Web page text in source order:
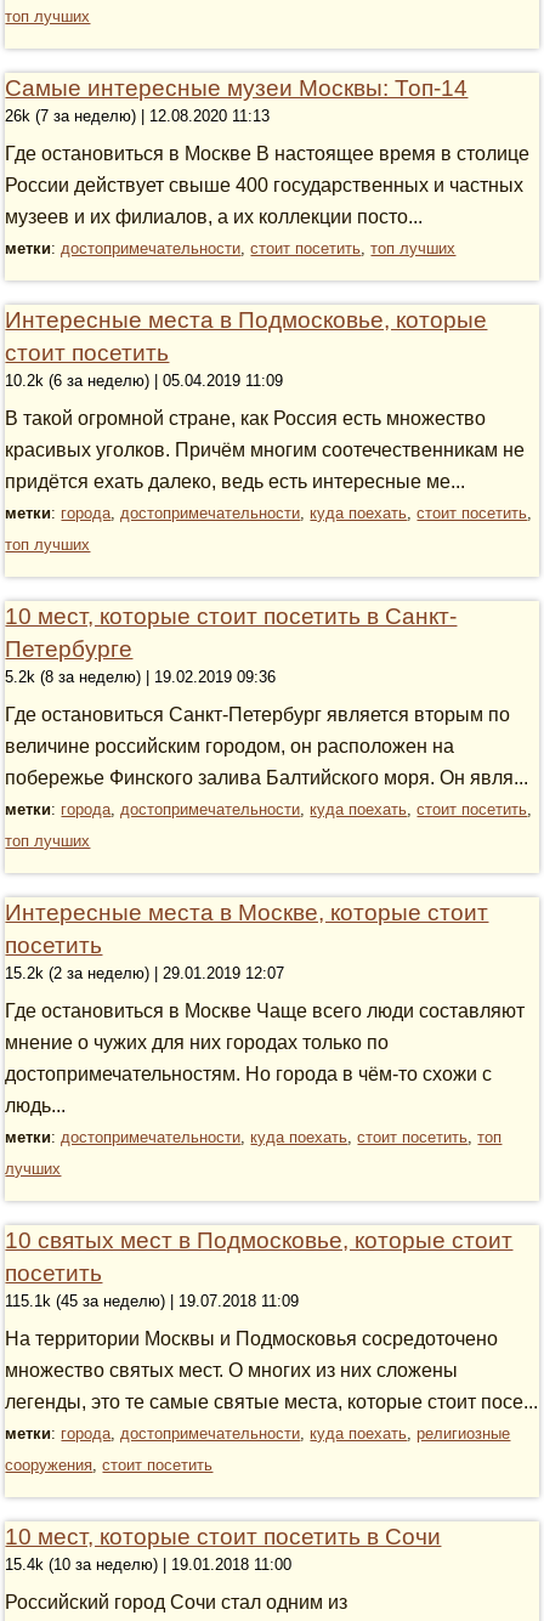
топ лучших
Самые интересные музеи Москвы: Топ-14
26k (7 за неделю) | 12.08.2020 11:13
Где остановиться в Москве В настоящее время в столице
России действует свыше 400 государственных и частных
музеев и их филиалов, а их коллекции посто...
метки:достопримечательности,стоит посетить,топ лучших
Интересные места в Подмосковье, которые
стоит посетить
10.2k (6 за неделю) | 05.04.2019 11:09
В такой огромной стране, как Россия есть множество
красивых уголков. Причём многим соотечественникам не
придётся ехать далеко, ведь есть интересные ме...
метки: города,достопримечательности,куда поехать,стоит посетить,
топ лучших
10 мест, которые стоит посетить в Санкт-
Петербурге
5.2k (8 за неделю) | 19.02.2019 09:36
Где остановиться Санкт-Петербург является вторым по
величине российским городом, он расположен на
побережье Финского залива Балтийского моря. Он явля...
метки: города,достопримечательности,куда поехать,стоит посетить,
топ лучших
Интересные места в Москве, которые стоит
посетить
15.2k (2 за неделю) | 29.01.2019 12:07
Где остановиться в Москве Чаще всего люди составляют
мнение о чужих для них городах только по
достопримечательностям. Но города в чём-то схожи с
людь...
метки:достопримечательности,куда поехать,стоит посетить,топ
лучших
10 святых мест в Подмосковье, которые стоит
посетить
115.1k (45 за неделю) | 19.07.2018 11:09
На территории Москвы и Подмосковья сосредоточено
множество святых мест. О многих из них сложены
легенды, это те самые святые места, которые стоит посе...
метки: города,достопримечательности,куда поехать,религиозные
сооружения,стоит посетить
10 мест, которые стоит посетить в Сочи
15.4k (10 за неделю) | 19.01.2018 11:00
Российский город Сочи стал одним из